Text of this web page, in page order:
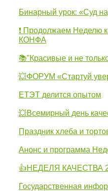
Бинарный урок: «Суд
❗ Продолжаем Неделю
КОНФА
📚"Красивые и не
💥ФОРУМ «Стартуй
ЕТЭТ делится опытом
💥Всемирный день
Праздник хлеба и
Анонс и программа
👍НЕДЕЛЯ КАЧЕСТВА
Государственная